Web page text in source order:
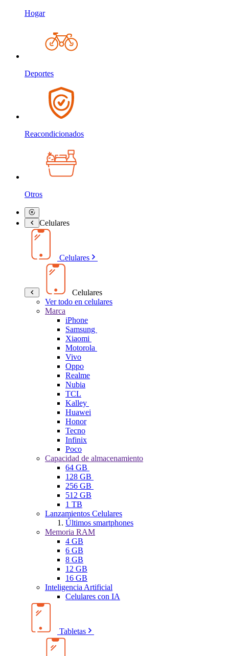
Hogar
Deportes
Reacondicionados
Otros
Celulares
Celulares
Celulares
Ver todo en celulares
Marca
iPhone
Samsung
Xiaomi
Motorola
Vivo
Oppo
Realme
Nubia
TCL
Kalley
Huawei
Honor
Tecno
Infinix
Poco
Capacidad de almacenamiento
64 GB
128 GB
256 GB
512 GB
1 TB
Lanzamientos Celulares
Últimos smartphones
Memoria RAM
4 GB
6 GB
8 GB
12 GB
16 GB
Inteligencia Artificial
Celulares con IA
Tabletas